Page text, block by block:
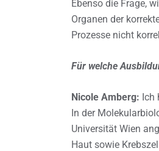
Ebenso die Frage,
Organen der
Prozesse nicht
Für welche
Nicole Amberg: Ich
In der
Universität Wien
Haut sowie